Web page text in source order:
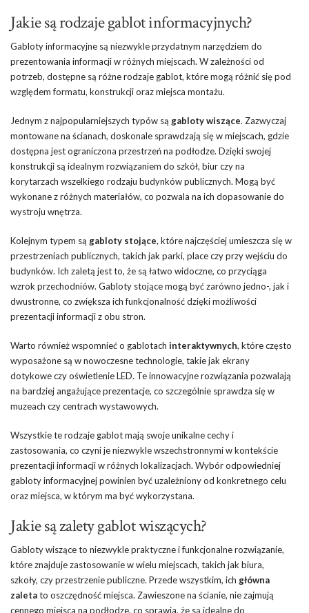
Jakie są rodzaje gablot informacyjnych?
Gabloty informacyjne są niezwykle przydatnym narzędziem do
prezentowania informacji w różnych miejscach. W zależności od
potrzeb, dostępne są różne rodzaje gablot, które mogą różnić się pod
względem formatu, konstrukcji oraz miejsca montażu.
Jednym z najpopularniejszych typów są gabloty wiszące. Zazwyczaj
montowane na ścianach, doskonale sprawdzają się w miejscach, gdzie
dostępna jest ograniczona przestrzeń na podłodze. Dzięki swojej
konstrukcji są idealnym rozwiązaniem do szkół, biur czy na
korytarzach wszelkiego rodzaju budynków publicznych. Mogą być
wykonane z różnych materiałów, co pozwala na ich dopasowanie do
wystroju wnętrza.
Kolejnym typem są gabloty stojące, które najczęściej umieszcza się w
przestrzeniach publicznych, takich jak parki, place czy przy wejściu do
budynków. Ich zaletą jest to, że są łatwo widoczne, co przyciąga
wzrok przechodniów. Gabloty stojące mogą być zarówno jedno-, jak i
dwustronne, co zwiększa ich funkcjonalność dzięki możliwości
prezentacji informacji z obu stron.
Warto również wspomnieć o gablotach interaktywnych, które często
wyposażone są w nowoczesne technologie, takie jak ekrany
dotykowe czy oświetlenie LED. Te innowacyjne rozwiązania pozwalają
na bardziej angażujące prezentacje, co szczególnie sprawdza się w
muzeach czy centrach wystawowych.
Wszystkie te rodzaje gablot mają swoje unikalne cechy i
zastosowania, co czyni je niezwykle wszechstronnymi w kontekście
prezentacji informacji w różnych lokalizacjach. Wybór odpowiedniej
gabloty informacyjnej powinien być uzależniony od konkretnego celu
oraz miejsca, w którym ma być wykorzystana.
Jakie są zalety gablot wiszących?
Gabloty wiszące to niezwykle praktyczne i funkcjonalne rozwiązanie,
które znajduje zastosowanie w wielu miejscach, takich jak biura,
szkoły, czy przestrzenie publiczne. Przede wszystkim, ich główna
zaletato oszczędność miejsca. Zawieszone na ścianie, nie zajmują
cennego miejsca na podłodze, co sprawia, że są idealne do